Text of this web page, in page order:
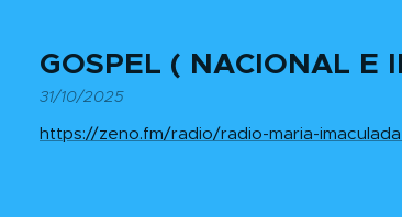
GOSPEL ( NACIONAL E
31/10/2025
https://zeno.fm/radio/radio-maria-